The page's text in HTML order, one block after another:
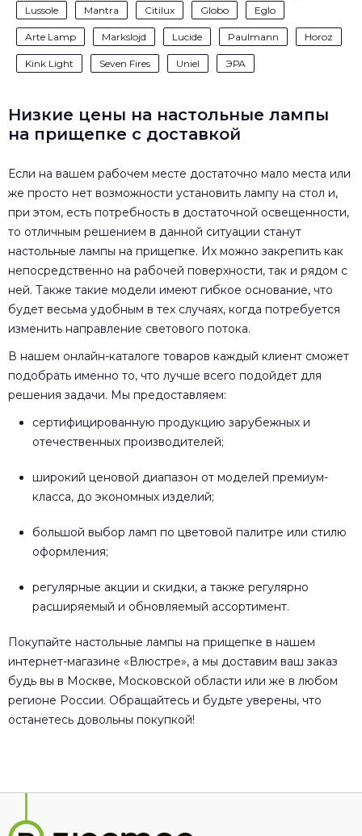
Lussole Mantra Citilux Globo Eglo
Arte Lamp Markslojd Lucide Paulmann Horoz
Kink Light Seven Fires Uniel ЭРА
Низкие цены на настольные лампы
на прищепке с доставкой
Если на вашем рабочем месте достаточно мало места или
же просто нет возможности установить лампу на стол и,
при этом, есть потребность в достаточной освещенности,
то отличным решением в данной ситуации станут
настольные лампы на прищепке. Их можно закрепить как
непосредственно на рабочей поверхности, так и рядом с
ней. Также такие модели имеют гибкое основание, что
будет весьма удобным в тех случаях, когда потребуется
изменить направление светового потока.
В нашем онлайн-каталоге товаров каждый клиент сможет
подобрать именно то, что лучше всего подойдет для
решения задачи. Мы предоставляем:
сертифицированную продукцию зарубежных и
отечественных производителей;
широкий ценовой диапазон от моделей премиум-
класса, до экономных изделий;
большой выбор ламп по цветовой палитре или стилю
оформления;
регулярные акции и скидки, а также регулярно
расширяемый и обновляемый ассортимент.
Покупайте настольные лампы на прищепке в нашем
интернет-магазине «Влюстре», а мы доставим ваш заказ
будь вы в Москве, Московской области или же в любом
регионе России. Обращайтесь и будьте уверены, что
останетесь довольны покупкой!